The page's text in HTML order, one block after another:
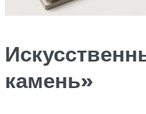
камень»